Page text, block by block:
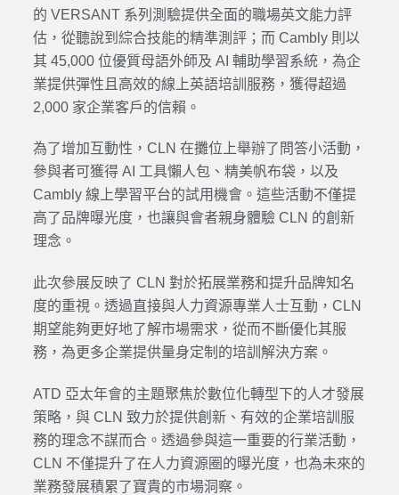
的 VERSANT 系列測驗提供全面的職場英文能力評
估，從聽說到綜合技能的精準測評；而 Cambly 則以
其 45,000 位優質母語外師及 AI 輔助學習系統，為企
業提供彈性且高效的線上英語培訓服務，獲得超過
2,000 家企業客戶的信賴。
為了增加互動性，CLN 在攤位上舉辦了問答小活動，
參與者可獲得 AI 工具懶人包、精美帆布袋，以及
Cambly 線上學習平台的試用機會。這些活動不僅提
高了品牌曝光度，也讓與會者親身體驗 CLN 的創新
理念。
此次參展反映了 CLN 對於拓展業務和提升品牌知名
度的重視。透過直接與人力資源專業人士互動，CLN
期望能夠更好地了解市場需求，從而不斷優化其服
務，為更多企業提供量身定制的培訓解決方案。
ATD 亞太年會的主題聚焦於數位化轉型下的人才發展
策略，與 CLN 致力於提供創新、有效的企業培訓服
務的理念不謀而合。透過參與這一重要的行業活動，
CLN 不僅提升了在人力資源圈的曝光度，也為未來的
業務發展積累了寶貴的市場洞察。